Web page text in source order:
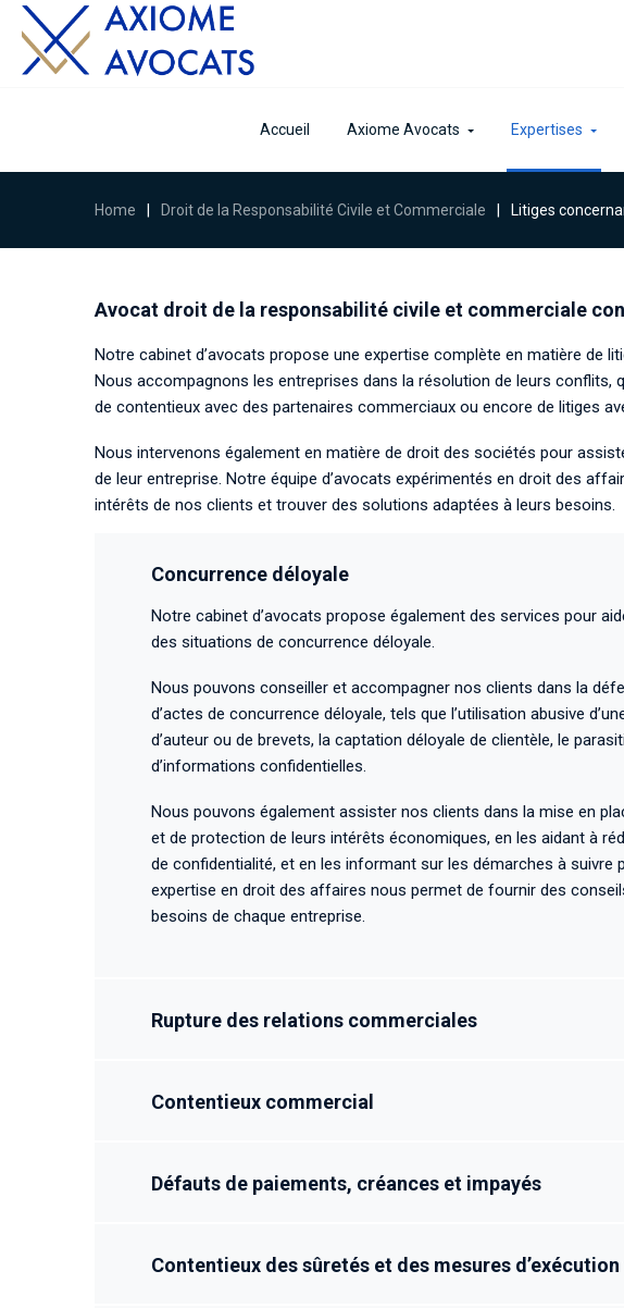
Accueil Axiome Avocats Expertises
Home Droit de la Responsabilité Civile et Commerciale Litiges
Avocat droit de la responsabilité civile et commerciale
Notre cabinet d’avocats propose une expertise complète en matière de
Nous accompagnons les entreprises dans la résolution de leurs conflits,
de contentieux avec des partenaires commerciaux ou encore de litiges
Nous intervenons également en matière de droit des sociétés pour
de leur entreprise. Notre équipe d’avocats expérimentés en droit des
intérêts de nos clients et trouver des solutions adaptées à leurs besoins.
Concurrence déloyale
Notre cabinet d’avocats propose également des services pour
des situations de concurrence déloyale.
Nous pouvons conseiller et accompagner nos clients dans la
d’actes de concurrence déloyale, tels que l’utilisation abusive
d’auteur ou de brevets, la captation déloyale de clientèle, le
d’informations confidentielles.
Nous pouvons également assister nos clients dans la mise en
et de protection de leurs intérêts économiques, en les aidant à
de confidentialité, et en les informant sur les démarches à suivre
expertise en droit des affaires nous permet de fournir des
besoins de chaque entreprise.
Rupture des relations commerciales
Contentieux commercial
Défauts de paiements, créances et impayés
Contentieux des sûretés et des mesures